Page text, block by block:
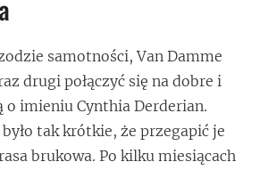
samotności, Van Damme
drugi połączyć się na dobre i
o imieniu Cynthia Derderian.
tak krótkie, że przegapić je
brukowa. Po kilku miesiącach